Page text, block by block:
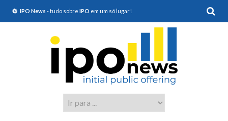
IPO News - tudo sobre IPO em um só lugar!